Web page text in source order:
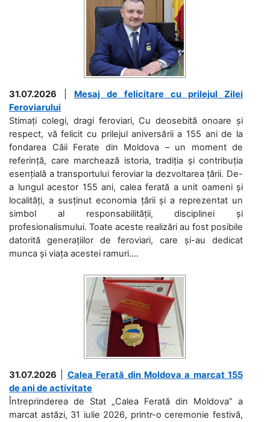
31.07.2026
Mesaj de felicitare cu prilejul Zilei
Feroviarului
Stimați colegi, dragi feroviari, Cu deosebită onoare și
respect, vă felicit cu prilejul aniversării a 155 ani de la
fondarea Căii Ferate din Moldova – un moment de
referință, care marchează istoria, tradiția și contribuția
esențială a transportului feroviar la dezvoltarea țării. De-
a lungul acestor 155 ani, calea ferată a unit oameni și
localități, a susținut economia țării și a reprezentat un
simbol al responsabilității, disciplinei și
profesionalismului. Toate aceste realizări au fost posibile
datorită generațiilor de feroviari, care și-au dedicat
munca și viața acestei ramuri....
31.07.2026
Calea Ferată din Moldova a marcat 155
de ani de activitate
Întreprinderea de Stat „Calea Ferată din Moldova” a
marcat astăzi, 31 iulie 2026, printr-o ceremonie festivă,